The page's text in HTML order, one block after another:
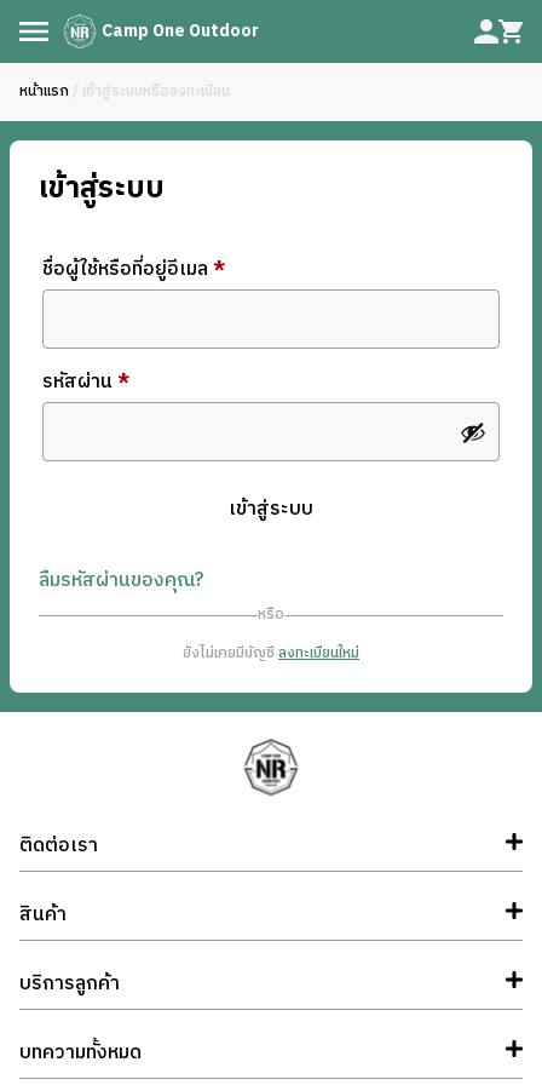
Camp One Outdoor
หน้าแรก / เข้าสู่ระบบหรือลงทะเบียน
เข้าสู่ระบบ
ชื่อผู้ใช้หรือที่อยู่อีเมล*
รหัสผ่าน*
เข้าสู่ระบบ
ลืมรหัสผ่านของคุณ?
หรือ
ยังไม่เคยมีบัญชี ลงทะเบียนใหม่
ติดต่อเรา
สินค้า
บริการลูกค้า
บทความทั้งหมด